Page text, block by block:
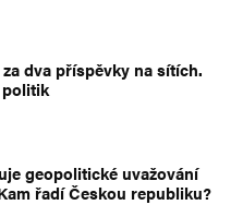
dva příspěvky na sítích.
geopolitické uvažování
řadí Českou republiku?